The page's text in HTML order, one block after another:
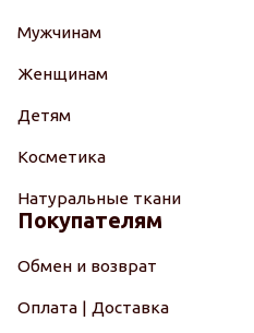
Мужчинам
Женщинам
Детям
Косметика
Натуральные ткани
Покупателям
Обмен и возврат
Оплата | Доставка